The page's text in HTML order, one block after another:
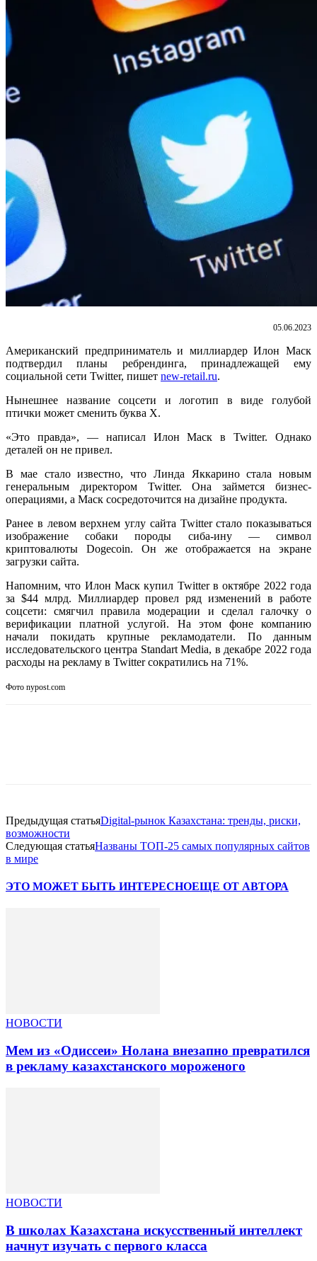
05.06.2023
Американский предприниматель и миллиардер Илон Маск
подтвердил планы ребрендинга, принадлежащей ему
социальной сети Twitter, пишет new-retail.ru.
Нынешнее название соцсети и логотип в виде голубой
птички может сменить буква Х.
«Это правда», — написал Илон Маск в Twitter. Однако
деталей он не привел.
В мае стало известно, что Линда Яккарино стала новым
генеральным директором Twitter. Она займется бизнес-
операциями, а Маск сосредоточится на дизайне продукта.
Ранее в левом верхнем углу сайта Twitter стало показываться
изображение собаки породы сиба-ину — символ
криптовалюты Dogecoin. Он же отображается на экране
загрузки сайта.
Напомним, что Илон Маск купил Twitter в октябре 2022 года
за $44 млрд. Миллиардер провел ряд изменений в работе
соцсети: смягчил правила модерации и сделал галочку о
верификации платной услугой. На этом фоне компанию
начали покидать крупные рекламодатели. По данным
исследовательского центра Standart Media, в декабре 2022 года
расходы на рекламу в Twitter сократились на 71%.
Фото nypost.com
Предыдущая статьяDigital-рынок Казахстана: тренды, риски,
возможности
Следующая статьяНазваны ТОП-25 самых популярных сайтов
в мире
ЭТО МОЖЕТ БЫТЬ ИНТЕРЕСНОЕЩЕ ОТ АВТОРА
НОВОСТИ
Мем из «Одиссеи» Нолана внезапно превратился
в рекламу казахстанского мороженого
НОВОСТИ
В школах Казахстана искусственный интеллект
начнут изучать с первого класса